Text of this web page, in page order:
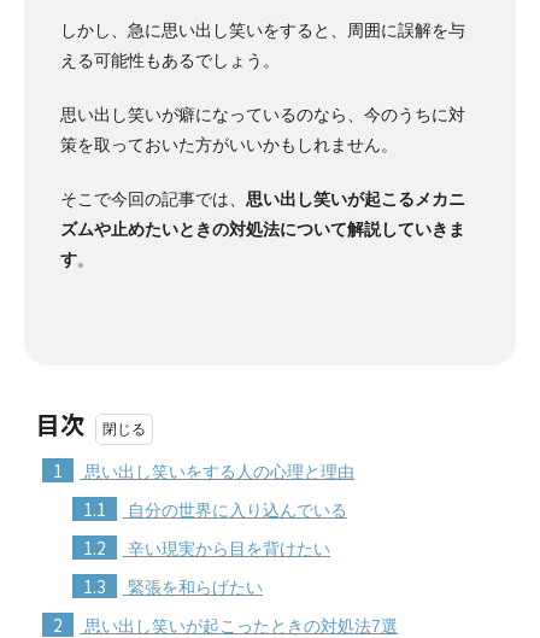
しかし、急に思い出し笑いをすると、周囲に誤解を与
える可能性もあるでしょう。
思い出し笑いが癖になっているのなら、今のうちに対
策を取っておいた方がいいかもしれません。
そこで今回の記事では、 思い出し笑いが起こるメカニ
ズムや止めたいときの対処法について解説していきま
す。
目次
1 思い出し笑いをする人の心理と理由
1.1 自分の世界に入り込んでいる
1.2 辛い現実から目を背けたい
1.3 緊張を和らげたい
2 思い出し笑いが起こったときの対処法7選